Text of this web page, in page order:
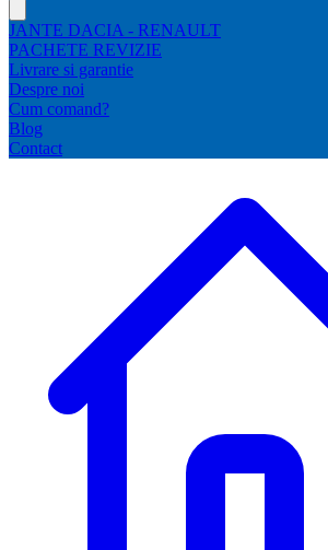
JANTE DACIA - RENAULT
PACHETE REVIZIE
Livrare si garantie
Despre noi
Cum comand?
Blog
Contact